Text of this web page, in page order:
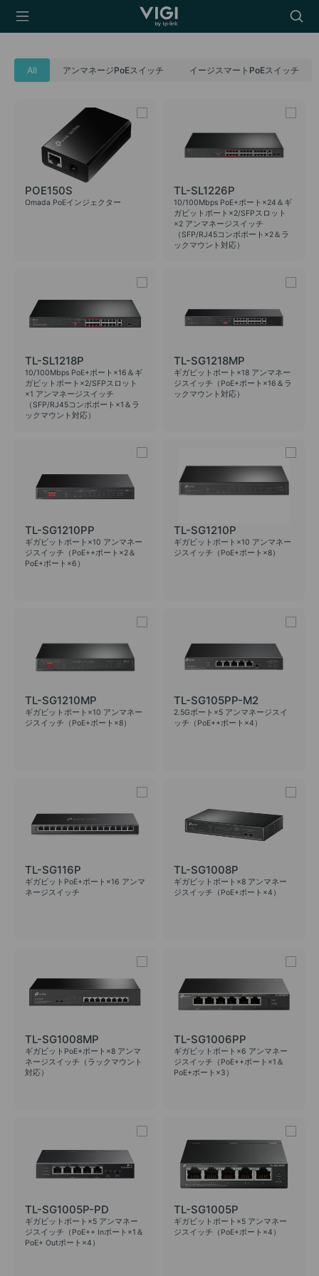
TP-Link, Reliably
icon
All アンマネージPoEスイッチ イージスマートPoEスイッチ
POE150S
Omada PoEインジェクター
TL-SL1226P
10/100Mbps PoE+ポート×24＆ギ
ガビットポート×2/SFPスロット
×2 アンマネージスイッチ
（SFP/RJ45コンボポート×2＆ラ
ックマウント対応）
TL-SL1218P
10/100Mbps PoE+ポート×16＆ギ
ガビットポート×2/SFPスロット
×1 アンマネージスイッチ
（SFP/RJ45コンボポート×1＆ラ
ックマウント対応）
TL-SG1218MP
ギガビットポート×18 アンマネー
ジスイッチ（PoE+ポート×16＆ラ
ックマウント対応）
TL-SG1210PP
ギガビットポート×10 アンマネー
ジスイッチ（PoE++ポート×2＆
PoE+ポート×6）
TL-SG1210P
ギガビットポート×10 アンマネー
ジスイッチ（PoE+ポート×8）
TL-SG1210MP
ギガビットポート×10 アンマネー
ジスイッチ（PoE+ポート×8）
TL-SG105PP-M2
2.5Gポート×5 アンマネージスイ
ッチ（PoE++ポート×4）
TL-SG116P
ギガビットPoE+ポート×16 アンマ
ネージスイッチ
TL-SG1008P
ギガビットポート×8 アンマネー
ジスイッチ（PoE+ポート×4）
TL-SG1008MP
ギガビットPoE+ポート×8 アンマ
ネージスイッチ（ラックマウント
対応）
TL-SG1006PP
ギガビットポート×6 アンマネー
ジスイッチ（PoE++ポート×1＆
PoE+ポート×3）
TL-SG1005P-PD
ギガビットポート×5 アンマネー
ジスイッチ（PoE++ Inポート×1＆
PoE+ Outポート×4）
TL-SG1005P
ギガビットポート×5 アンマネー
ジスイッチ（PoE+ポート×4）